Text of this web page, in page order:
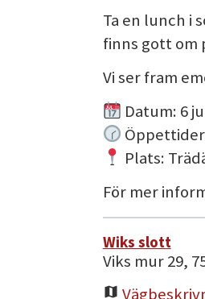
Ta en lunch i
finns gott om
Vi ser fram
Datum: 6
Plats:
För mer
Wiks slott
Viks mur 29,